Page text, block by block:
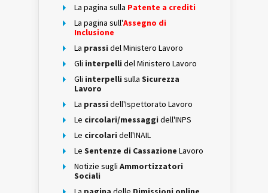
La pagina sulla Patente a crediti
La pagina sull'Assegno di
Inclusione
La prassi del Ministero Lavoro
Gli interpelli del Ministero Lavoro
Gli interpelli sulla Sicurezza
Lavoro
La prassi dell'Ispettorato Lavoro
Le circolari/messaggi dell'INPS
Le circolari dell'INAIL
Le Sentenze di Cassazione Lavoro
Notizie sugli Ammortizzatori
Sociali